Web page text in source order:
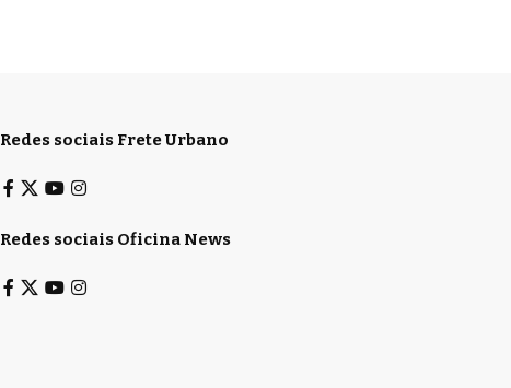
Redes sociais Frete Urbano
Redes sociais Oficina News